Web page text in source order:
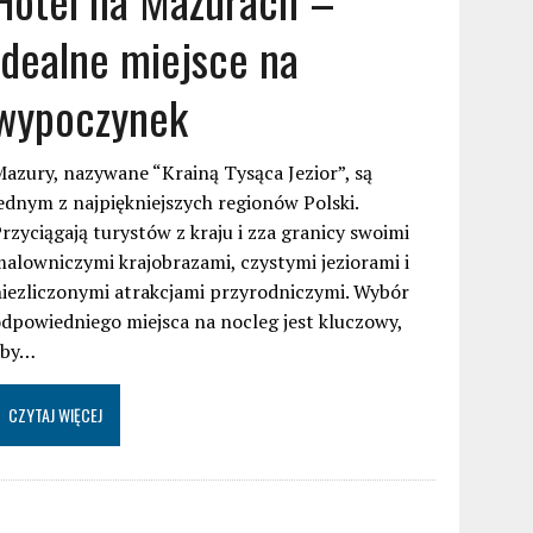
miejsce na
nazywane “Krainą Tysąca Jezior”, są
z najpiękniejszych regionów Polski.
turystów z kraju i zza granicy swoimi
krajobrazami, czystymi jeziorami i
atrakcjami przyrodniczymi. Wybór
miejsca na nocleg jest kluczowy,
CZYTAJ WIĘCEJ